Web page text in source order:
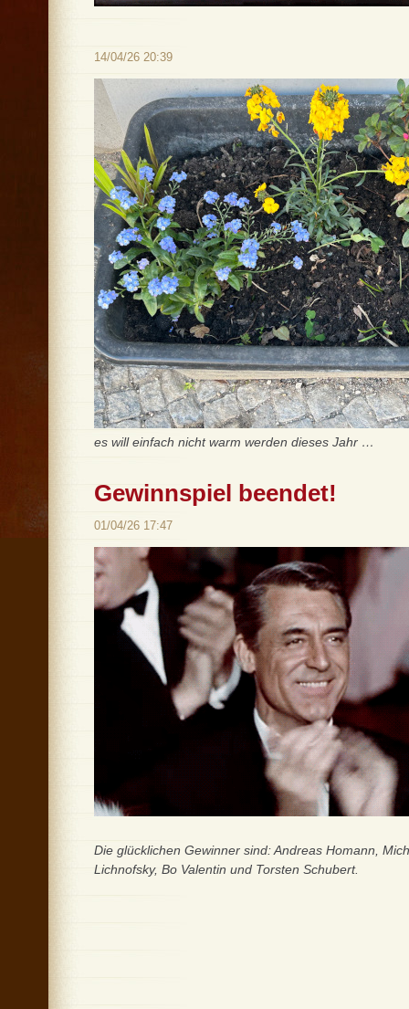
14/04/26 20:39
es will einfach nicht warm werden dieses Jahr …
Gewinnspiel beendet!
01/04/26 17:47
Die glücklichen Gewinner sind: Andreas Homann,
Lichnofsky, Bo Valentin und Torsten Schubert.